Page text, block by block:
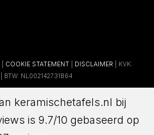
COOKIE STATEMENT DISCLAIMER | KVK:
BTW: NL002142731B64
keramischetafels.nl bij
is 9.7/10 gebaseerd op